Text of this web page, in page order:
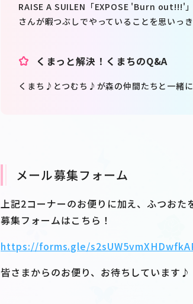
RAISE A SUILEN「EXPOSE 'Burn out!!!'
さんが暇つぶしでやっていることを思いっ
くまっと解決！くまちのQ&A
くまち♪とつむち♪が森の仲間たちと一緒
メール募集フォーム
上記2コーナーのお便りに加え、ふつおた
募集フォームはこちら！
https://forms.gle/
皆さまからのお便り、お待ちしています♪